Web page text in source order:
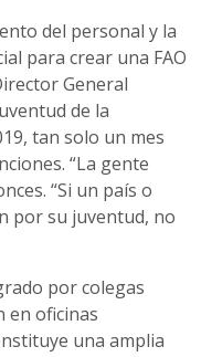
del personal y la
para crear una FAO
General
de la
tan solo un mes
“La gente
“Si un país o
por su juventud, no
por colegas
en oficinas
una amplia